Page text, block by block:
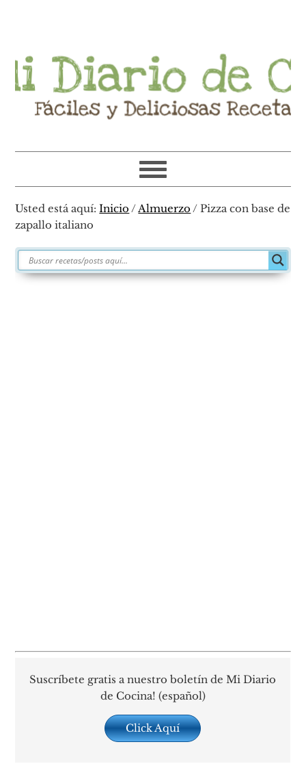
principal
principal
barra
lateral
primaria
de
página
Usted está aquí:Inicio /Almuerzo / Pizza con base de
zapallo italiano
Suscríbete gratis a nuestro boletín de Mi Diario
de Cocina! (español)
Click Aquí